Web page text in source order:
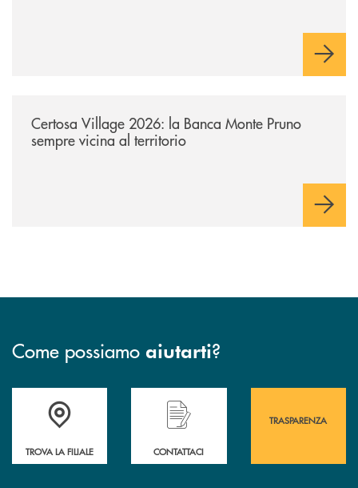
Certosa Village 2026: la Banca Monte Pruno
sempre vicina al territorio
Come possiamo aiutarti?
Accedi all' elenco completo&nbsp; delle&nbsp; filiali&nbsp; di Banca
TROVA LA FILIALE
Hai bisogno di assistenza immediata?
CONTATTACI
TRASPARENZA